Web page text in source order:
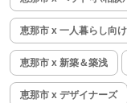
恵那市 x 一人暮らし向け
恵那市 x 新築＆築浅
恵那市 x デザイナーズ